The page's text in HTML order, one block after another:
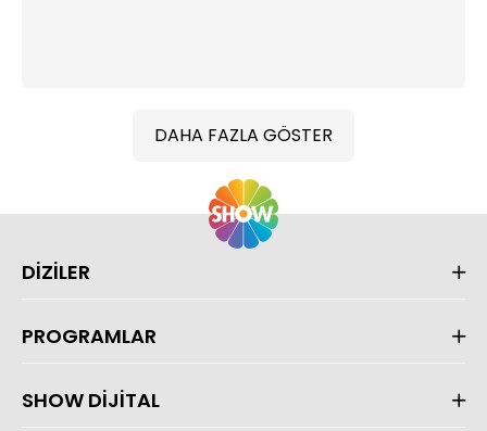
DAHA FAZLA GÖSTER
DİZİLER
PROGRAMLAR
SHOW DİJİTAL